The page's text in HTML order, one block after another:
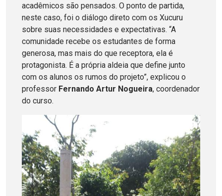
acadêmicos são pensados. O ponto de partida,
neste caso, foi o diálogo direto com os Xucuru
sobre suas necessidades e expectativas. “A
comunidade recebe os estudantes de forma
generosa, mas mais do que receptora, ela é
protagonista. É a própria aldeia que define junto
com os alunos os rumos do projeto”, explicou o
professor Fernando Artur Nogueira, coordenador
do curso.